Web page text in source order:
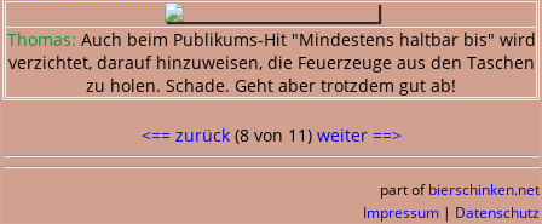
Thomas: Auch beim Publikums-Hit "Mindestens haltbar bis" wird
verzichtet, darauf hinzuweisen, die Feuerzeuge aus den Taschen
zu holen. Schade. Geht aber trotzdem gut ab!
<== zurück(8 von 11) weiter ==>
part of bierschinken.net
Impressum | Datenschutz